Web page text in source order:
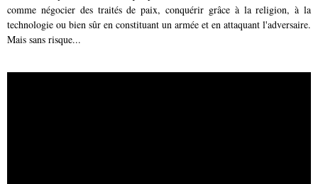
comme négocier des traités de paix, conquérir grâce à la religion, à la
technologie ou bien sûr en constituant un armée et en attaquant l'adversaire.
Mais sans risque...